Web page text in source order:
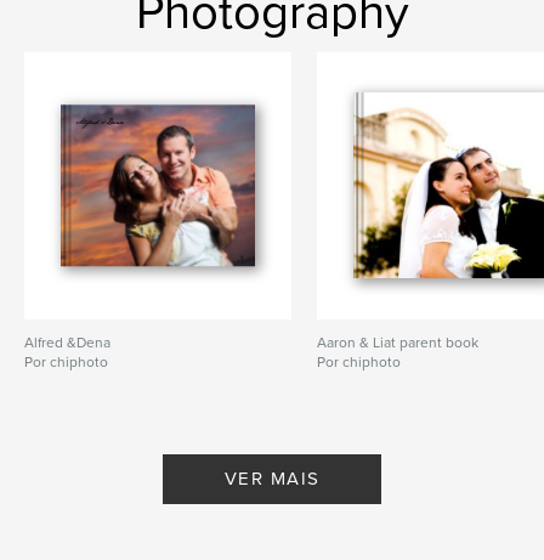
Alfred &Dena
Por chiphoto
Aaron & Liat parent book
Por chiphoto
VER MAIS